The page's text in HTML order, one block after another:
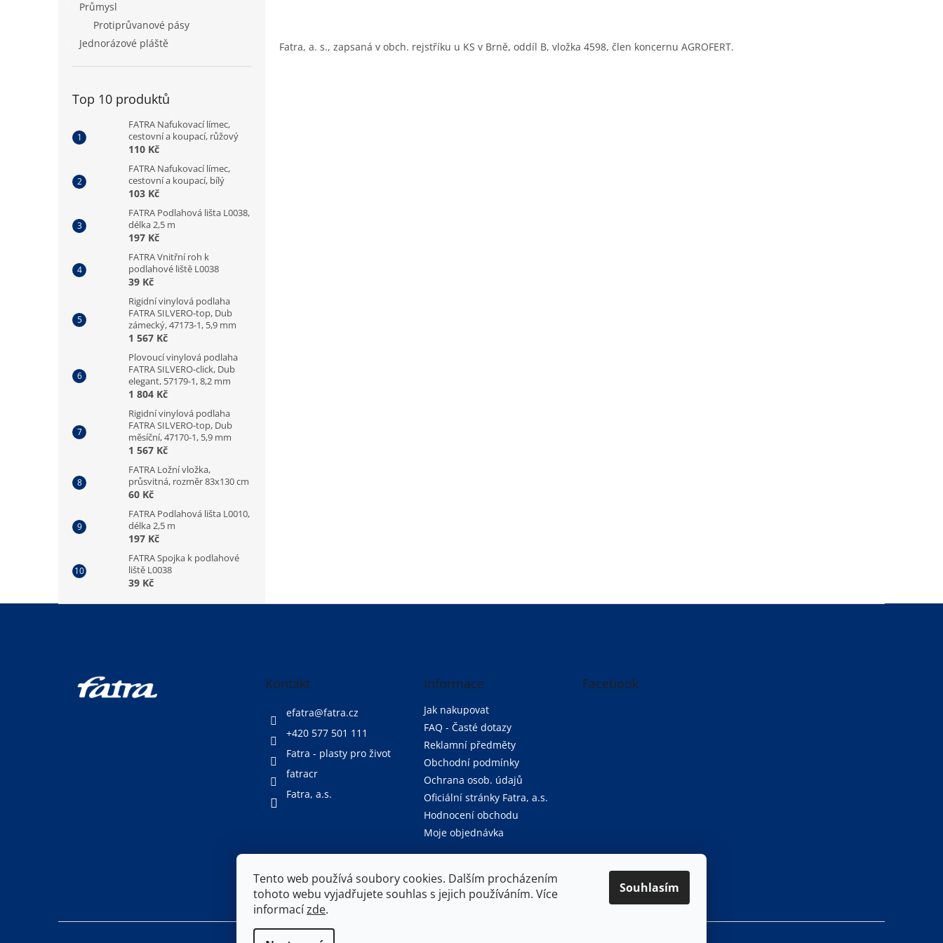
Tento web používá soubory cookies. Dalším procházením
tohoto webu vyjadřujete souhlas s jejich používáním. Více
informacízde.
Souhlasím
Průmysl
Protiprůvanové pásy
Jednorázové pláště
Top 10 produktů
FATRA Nafukovací límec,
cestovní a koupací, růžový
110 Kč
FATRA Nafukovací límec,
cestovní a koupací, bílý
103 Kč
FATRA Podlahová lišta L0038,
délka 2,5 m
197 Kč
FATRA Vnitřní roh k
podlahové liště L0038
39 Kč
Rigidní vinylová podlaha
FATRA SILVERO-top, Dub
zámecký, 47173-1, 5,9 mm
1 567 Kč
Plovoucí vinylová podlaha
FATRA SILVERO-click, Dub
elegant, 57179-1, 8,2 mm
1 804 Kč
Rigidní vinylová podlaha
FATRA SILVERO-top, Dub
měsíční, 47170-1, 5,9 mm
1 567 Kč
FATRA Ložní vložka,
průsvitná, rozměr 83x130 cm
60 Kč
FATRA Podlahová lišta L0010,
délka 2,5 m
197 Kč
FATRA Spojka k podlahové
liště L0038
39 Kč
Fatra, a. s., zapsaná v obch. rejstříku u KS v Brně, oddíl B, vložka 4598, člen koncernu AGROFERT.
Kontakt
efatra@fatra.cz
+420 577 501 111
Fatra - plasty pro život
fatracr
Fatra, a.s.
Informace
Jak nakupovat
FAQ - Časté dotazy
Reklamní předměty
Obchodní podmínky
Ochrana osob. údajů
Oficiální stránky Fatra, a.s.
Hodnocení obchodu
Moje objednávka
Facebook
Oficiální stránky společnosti Fatra, a.s.